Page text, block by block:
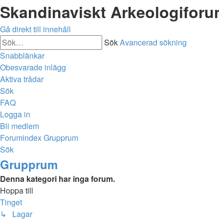
Skandinaviskt
Gå direkt till innehåll
SökAvancerad sökning
Snabblänkar
Obesvarade inlägg
Aktiva trådar
Sök
FAQ
Logga in
Bli medlem
ForumindexGrupprum
Sök
Grupprum
Denna kategori har inga forum.
Hoppa till
Tinget
↳ Lagar